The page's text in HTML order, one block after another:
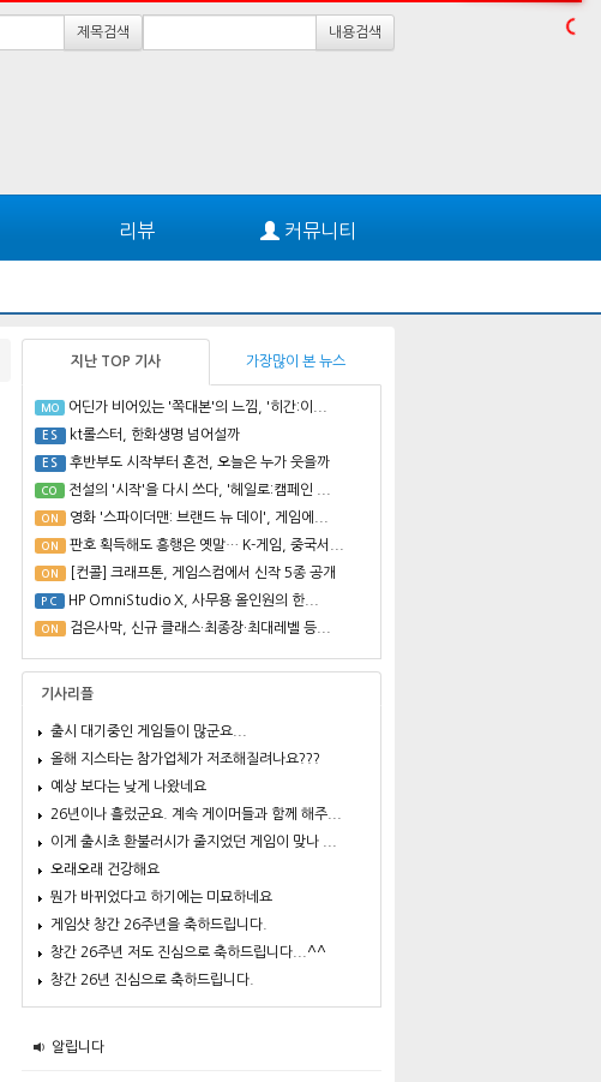
제목검색 내용검색
리뷰 커뮤니티
지난 TOP 기사 가장많이 본 뉴스
MO 어딘가 비어있는 '쪽대본'의 느낌, '히간:이...
ES kt롤스터, 한화생명 넘어설까
ES 후반부도 시작부터 혼전, 오늘은 누가 웃을까
CO 전설의 '시작'을 다시 쓰다, '헤일로:캠페인 ...
ON 영화 '스파이더맨: 브랜드 뉴 데이', 게임에...
ON 판호 획득해도 흥행은 옛말… K-게임, 중국서...
ON [컨콜] 크래프톤, 게임스컴에서 신작 5종 공개
PC HP OmniStudio X, 사무용 올인원의 한...
ON 검은사막, 신규 클래스·최종장·최대레벨 등...
기사리플
출시 대기중인 게임들이 많군요...
올해 지스타는 참가업체가 저조해질려나요???
예상 보다는 낮게 나왔네요
26년이나 흘렀군요. 계속 게이머들과 함께 해주...
이게 출시초 환불러시가 줄지었던 게임이 맞나 ...
오래오래 건강해요
뭔가 바뀌었다고 하기에는 미묘하네요
게임샷 창간 26주년을 축하드립니다.
창간 26주년 저도 진심으로 축하드립니다...^^
창간 26년 진심으로 축하드립니다.
알립니다